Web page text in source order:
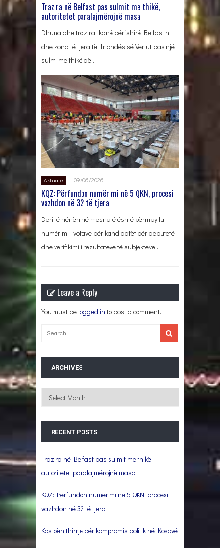
Trazira në Belfast pas sulmit me thikë,
autoritetet paralajmërojnë masa
Dhuna dhe trazirat kanë përfshirë Belfastin
dhe zona të tjera të Irlandës së Veriut pas një
sulmi me thikë që…
Aktuale 09/06/2026
KQZ: Përfundon numërimi në 5 QKN, procesi
vazhdon në 32 të tjera
Deri të hënën në mesnatë është përmbyllur
numërimi i votave për kandidatët për deputetë
dhe verifikimi i rezultateve të subjekteve…
Leave a Reply
You must be logged in to post a comment.
ARCHIVES
Archives
RECENT POSTS
Trazira në Belfast pas sulmit me thikë,
autoritetet paralajmërojnë masa
KQZ: Përfundon numërimi në 5 QKN, procesi
vazhdon në 32 të tjera
Kos bën thirrje për kompromis politik në Kosovë